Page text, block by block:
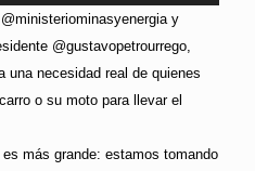
y
@gustavopetrourrego,
una necesidad real de quienes
o su moto para llevar el
más grande: estamos tomando